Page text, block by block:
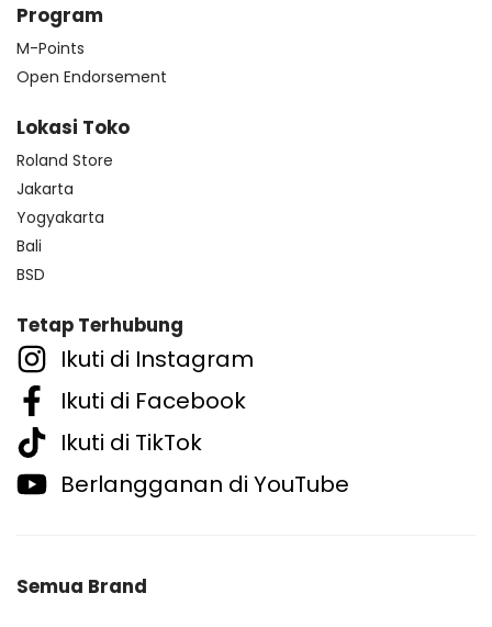
Program
M-Points
Open Endorsement
Lokasi Toko
Roland Store
Jakarta
Yogyakarta
Bali
BSD
Tetap Terhubung
Ikuti di Instagram
Ikuti di Facebook
Ikuti di TikTok
Berlangganan di YouTube
Semua Brand